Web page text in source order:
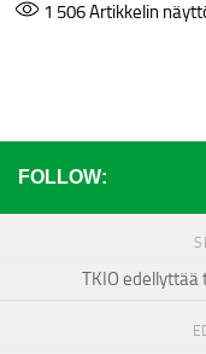
1 506Artikkelin
FOLLOW:
TKIO